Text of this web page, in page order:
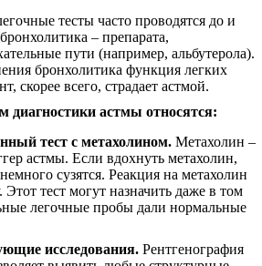
тесты часто проводятся до и
– препарата,
пути (например, альбутерола).
бронхолитика функция легких
скорее всего, страдает астмой.
диагностики астмы относятся:
тест с метахолином. Метахолин –
астмы. Если вдохнуть метахолин,
сузятся. Реакция на метахолин
Этот тест могут назначить даже в том
легочные пробы дали нормальные
исследования. Рентгенография